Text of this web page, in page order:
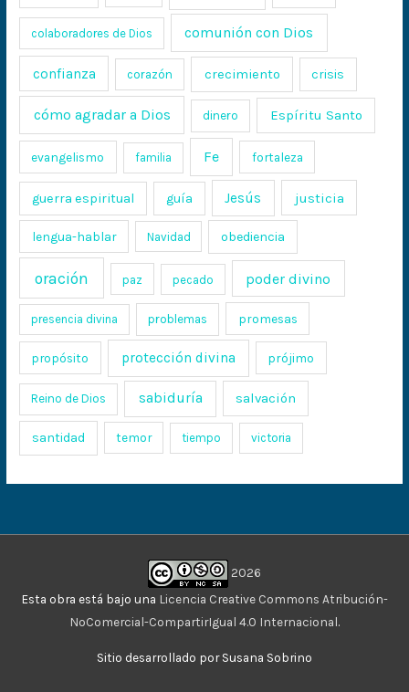
colaboradores de Dios comunión con Dios
confianza corazón crecimiento crisis
cómo agradar a Dios dinero Espíritu Santo
evangelismo familia Fe fortaleza
guerra espiritual guía Jesús justicia
lengua-hablar Navidad obediencia
oración paz pecado poder divino
presencia divina problemas promesas
propósito protección divina prójimo
Reino de Dios sabiduría salvación
santidad temor tiempo victoria
2026
Esta obra está bajo una Licencia Creative Commons Atribución-
NoComercial-CompartirIgual 4.0 Internacional.
Sitio desarrollado por Susana Sobrino